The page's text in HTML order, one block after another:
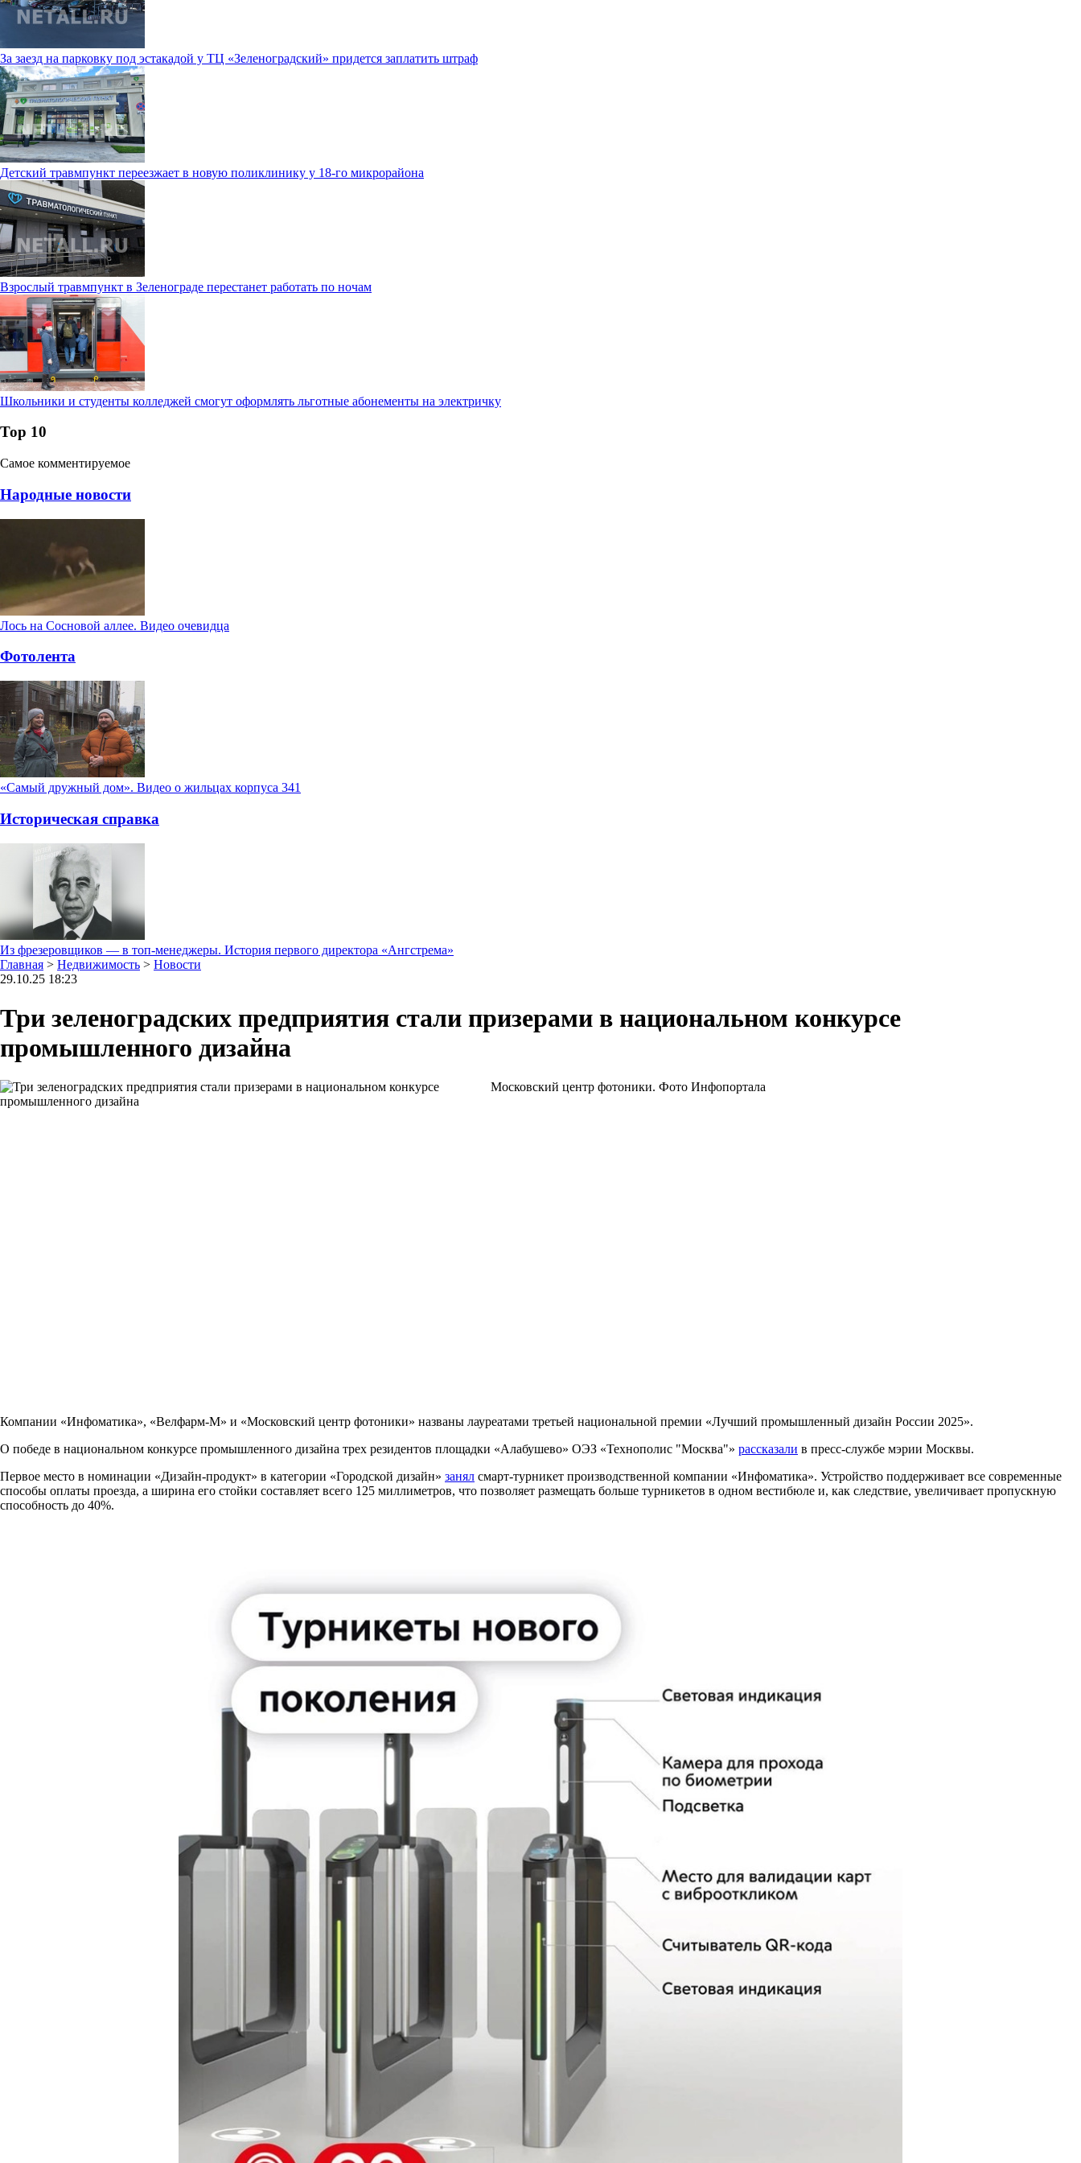
За заезд на парковку под эстакадой у ТЦ «Зеленоградский» придется заплатить штраф
Детский травмпункт переезжает в новую поликлинику у 18-го микрорайона
Взрослый травмпункт в Зеленограде перестанет работать по ночам
Школьники и студенты колледжей смогут оформлять льготные абонементы на электричку
Тор 10
Самое комментируемое
Народные новости
Лось на Сосновой аллее. Видео очевидца
Фотолента
«Самый дружный дом». Видео о жильцах корпуса 341
Историческая справка
Из фрезеровщиков — в топ-менеджеры. История первого директора «Ангстрема»
Главная > Недвижимость > Новости
29.10.25 18:23
Три зеленоградских предприятия стали призерами в национальном конкурсе
промышленного дизайна
Московский центр фотоники. Фото Инфопортала
Компании «Инфоматика», «Велфарм-М» и «Московский центр фотоники» названы лауреатами третьей национальной премии «Лучший промышленный дизайн России 2025».
О победе в национальном конкурсе промышленного дизайна трех резидентов площадки «Алабушево» ОЭЗ «Технополис "Москва"» рассказали в пресс-службе мэрии Москвы.
Первое место в номинации «Дизайн-продукт» в категории «Городской дизайн» занял смарт-турникет производственной компании «Инфоматика». Устройство поддерживает все современные
способы оплаты проезда, а ширина его стойки составляет всего 125 миллиметров, что позволяет размещать больше турникетов в одном вестибюле и, как следствие, увеличивает пропускную
способность до 40%.